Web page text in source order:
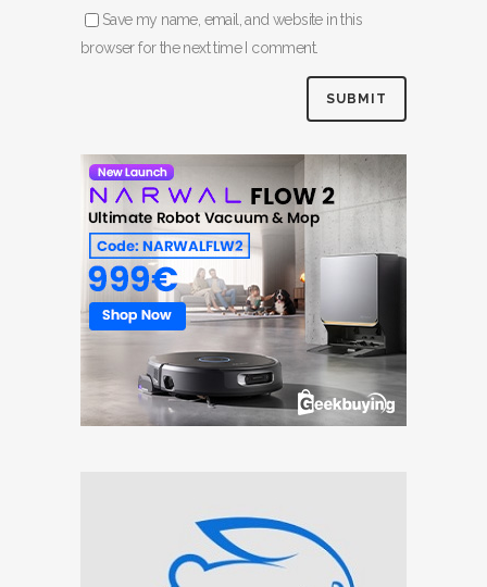
Save my name, email, and website in this
browser for the next time I comment.